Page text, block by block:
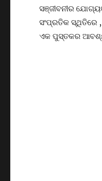
ସଞ୍ଜୀବନୀର
ସଂପ୍ରତିକ ସ୍ଥିତିରେ ,
ଏକ ପୁସ୍ତକର